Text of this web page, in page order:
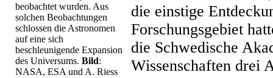
beobachtet wurden. Aus
solchen Beobachtungen
schlossen die Astronomen
auf eine sich
beschleunigende Expansion
des Universums. Bild:
NASA, ESA und A. Riess
die einstige
Forschungsgebiet
die Schwedische
Wissenschaften drei